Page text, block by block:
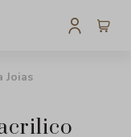
Joias